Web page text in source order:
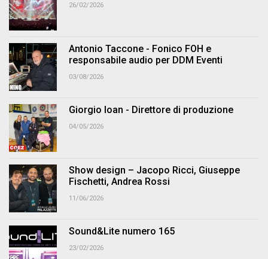
26/02/2026
Antonio Taccone - Fonico FOH e
responsabile audio per DDM Eventi
03/08/2026
Giorgio Ioan - Direttore di produzione
04/05/2026
Show design – Jacopo Ricci, Giuseppe
Fischetti, Andrea Rossi
11/06/2026
Sound&Lite numero 165
23/02/2026